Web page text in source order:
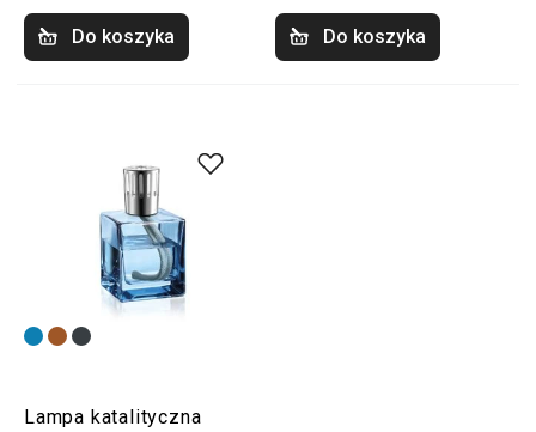
Do koszyka Do koszyka
Lampa katalityczna